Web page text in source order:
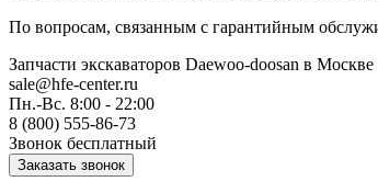
По вопросам, связанным с гарантийным
Запчасти экскаваторов Daewoo-doosan в Москве
sale@hfe-center.ru
Пн.-Вс. 8:00 - 22:00
8 (800) 555-86-73
Звонок бесплатный